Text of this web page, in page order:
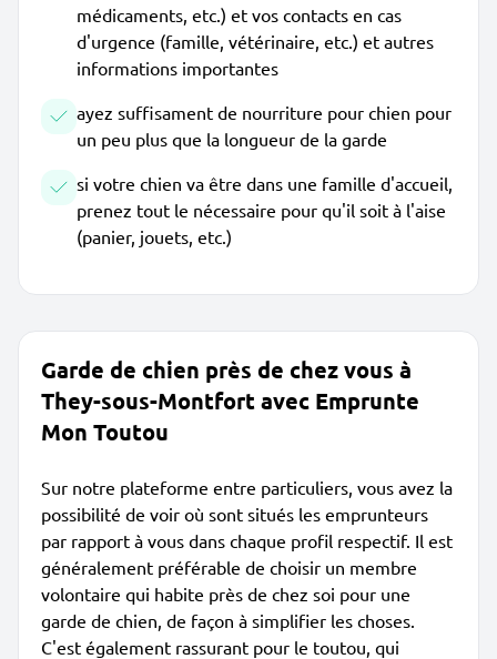
médicaments, etc.) et vos contacts en cas
d'urgence (famille, vétérinaire, etc.) et autres
informations importantes
ayez suffisament de nourriture pour chien pour
un peu plus que la longueur de la garde
si votre chien va être dans une famille d'accueil,
prenez tout le nécessaire pour qu'il soit à l'aise
(panier, jouets, etc.)
Garde de chien près de chez vous à
They-sous-Montfort avec Emprunte
Mon Toutou
Sur notre plateforme entre particuliers, vous avez la
possibilité de voir où sont situés les emprunteurs
par rapport à vous dans chaque profil respectif. Il est
généralement préférable de choisir un membre
volontaire qui habite près de chez soi pour une
garde de chien, de façon à simplifier les choses.
C'est également rassurant pour le toutou, qui